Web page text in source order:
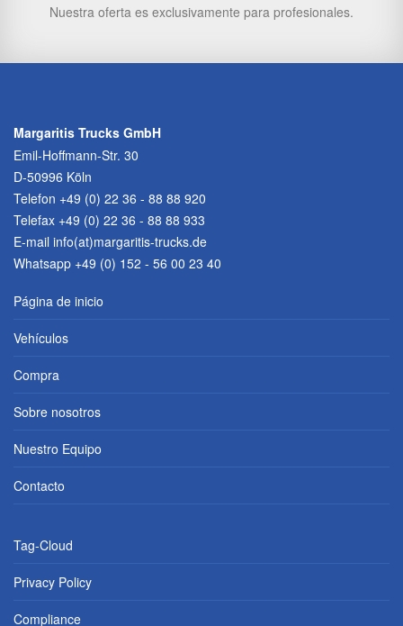
Nuestra oferta es exclusivamente para profesionales.
Margaritis Trucks GmbH
Emil-Hoffmann-Str. 30
D-50996 Köln
Telefon +49 (0) 22 36 - 88 88 920
Telefax +49 (0) 22 36 - 88 88 933
E-mail info(at)margaritis-trucks.de
Whatsapp +49 (0) 152 - 56 00 23 40
Página de inicio
Vehículos
Compra
Sobre nosotros
Nuestro Equipo
Contacto
Tag-Cloud
Privacy Policy
Compliance